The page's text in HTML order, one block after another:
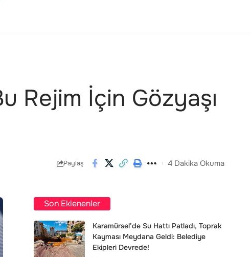
Rejim İçin Gözyaşı
Paylaş 4 Dakika Okuma
Son Eklenenler
Karamürsel’de Su Hattı Patladı, Toprak
Kayması Meydana Geldi: Belediye
Ekipleri Devrede!